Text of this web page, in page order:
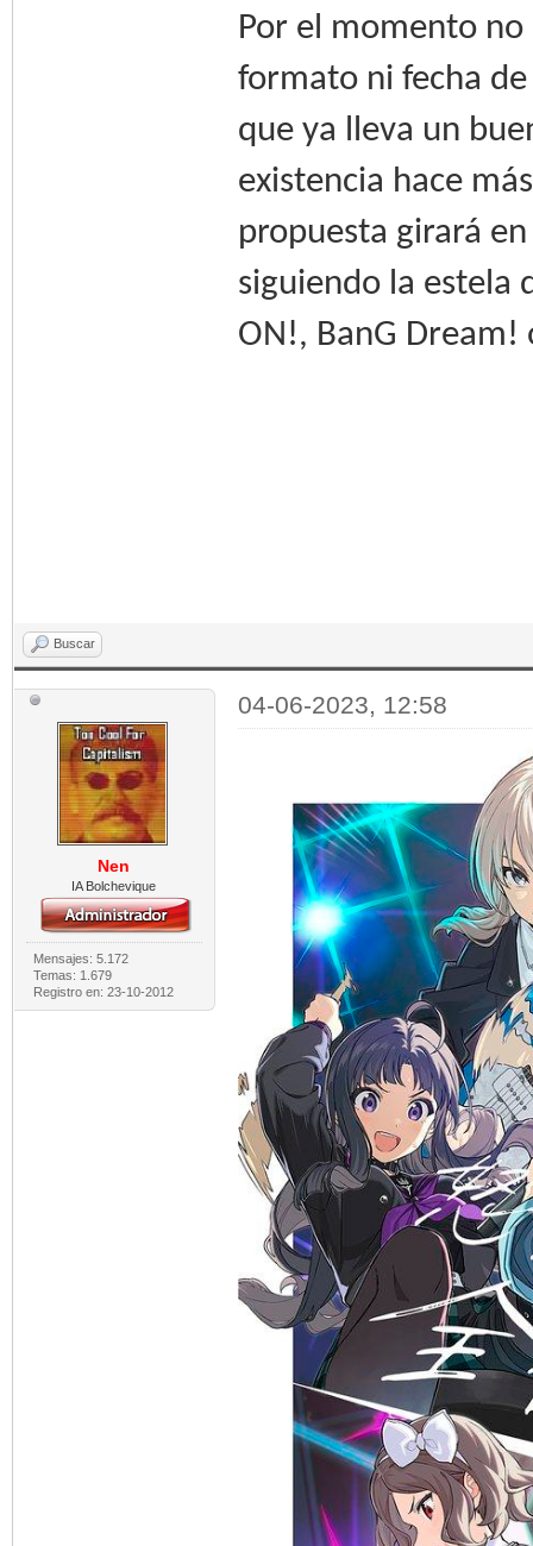
Por el momento
formato ni fecha
que ya lleva un
existencia hace
propuesta girará
siguiendo la estela
ON!, BanG Dream!
Buscar
Nen
IA Bolchevique
Mensajes: 5.172
Temas: 1.679
Registro en: 23-10-2012
04-06-2023, 12:58